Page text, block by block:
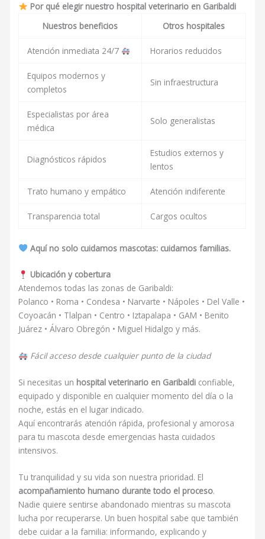
Por qué elegir nuestro hospital veterinario en Garibaldi
Nuestros beneficios
Otros hospitales
Atención inmediata 24/7 Horarios reducidos
Equipos modernos y
completos
Sin infraestructura
Especialistas por área
médica
Solo generalistas
Diagnósticos rápidos
Estudios externos y
lentos
Trato humano y empático Atención indiferente
Transparencia total Cargos ocultos
Aquí no solo cuidamos mascotas: cuidamos familias.
Ubicación y cobertura
Atendemos todas las zonas de Garibaldi:
Polanco • Roma • Condesa • Narvarte • Nápoles • Del Valle •
Coyoacán • Tlalpan • Centro • Iztapalapa • GAM • Benito
Juárez • Álvaro Obregón • Miguel Hidalgo y más.
Fácil acceso desde cualquier punto de la ciudad
Si necesitas un hospital veterinario en Garibaldi confiable,
equipado y disponible en cualquier momento del día o la
noche, estás en el lugar indicado.
Aquí encontrarás atención rápida, profesional y amorosa
para tu mascota desde emergencias hasta cuidados
intensivos.
Tu tranquilidad y su vida son nuestra prioridad. El
acompañamiento humano durante todo el proceso.
Nadie quiere sentirse abandonado mientras su mascota
lucha por recuperarse. Un buen hospital sabe que también
debe cuidar a la familia: informando, explicando y